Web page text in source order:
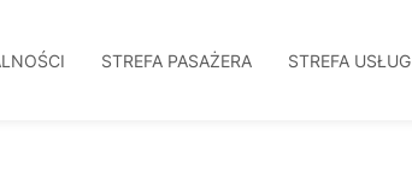
STREFA PASAŻERA STREFA USŁUG